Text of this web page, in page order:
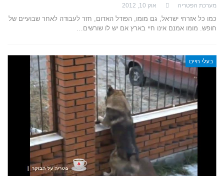
מערכת הפטריה אוק 10, 2012
כמו כל אזרחי ישראל, גם מומו, הפודל האדום, חזר לעבודה לאחר שבועיים של
חופש. מומו אמנם אינו חיי בארץ אם יש לו שורשים…
בעלי חיים